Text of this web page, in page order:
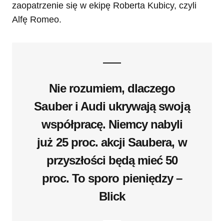
zaopatrzenie się w ekipę Roberta Kubicy, czyli
Alfę Romeo.
Nie rozumiem, dlaczego
Sauber i Audi ukrywają swoją
współpracę. Niemcy nabyli
już 25 proc. akcji Saubera, w
przyszłości będą mieć 50
proc. To sporo pieniędzy–
Blick